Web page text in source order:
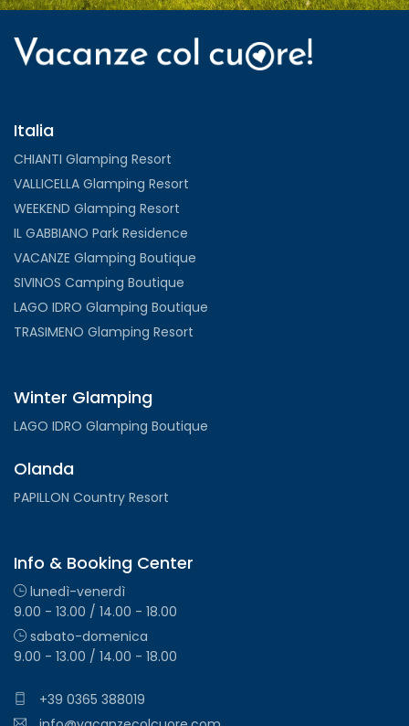
Italia
CHIANTI Glamping Resort
VALLICELLA Glamping Resort
WEEKEND Glamping Resort
IL GABBIANO Park Residence
VACANZE Glamping Boutique
SIVINOS Camping Boutique
LAGO IDRO Glamping Boutique
TRASIMENO Glamping Resort
Winter Glamping
LAGO IDRO Glamping Boutique
Olanda
PAPILLON Country Resort
Info & Booking Center
lunedì-venerdì
9.00 - 13.00 / 14.00 - 18.00
sabato-domenica
9.00 - 13.00 / 14.00 - 18.00
+39 0365 388019